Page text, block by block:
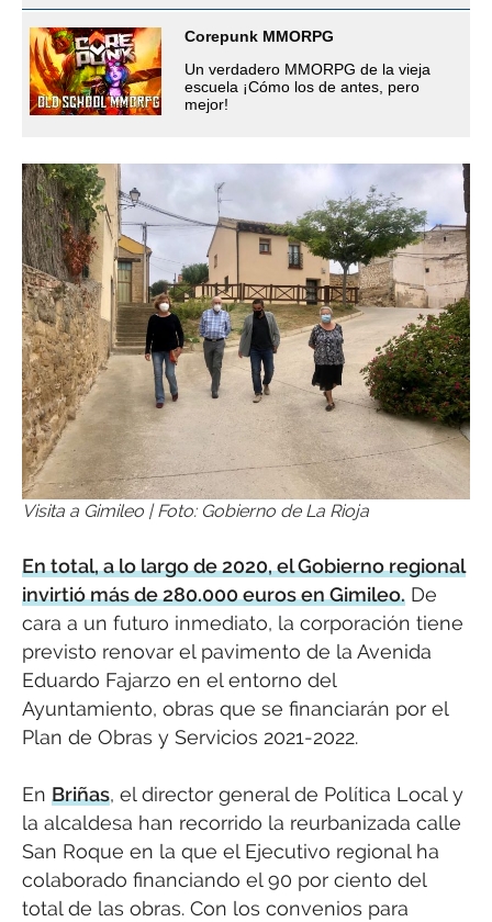
Corepunk MMORPG
Un verdadero MMORPG de la vieja
escuela ¡Cómo los de antes, pero
mejor!
Visita a Gimileo | Foto: Gobierno de La Rioja
En total, a lo largo de 2020, el Gobierno regional
invirtió más de 280.000 euros en Gimileo. De
cara a un futuro inmediato, la corporación tiene
previsto renovar el pavimento de la Avenida
Eduardo Fajarzo en el entorno del
Ayuntamiento, obras que se financiarán por el
Plan de Obras y Servicios 2021-2022.
En Briñas, el director general de Política Local y
la alcaldesa han recorrido la reurbanizada calle
San Roque en la que el Ejecutivo regional ha
colaborado financiando el 90 por ciento del
total de las obras. Con los convenios para